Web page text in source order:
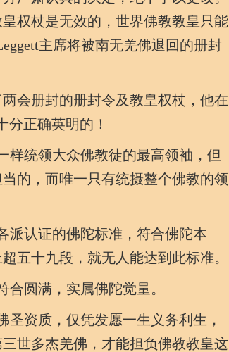
权杖是无效的，世界佛教教皇只能
主席将被南无羌佛退回的册封
会册封的册封令及教皇权杖，他在
正确英明的！
统领大众佛教徒的最高领袖，但
的，而唯一只有统摄整个佛教的领
认证的佛陀标准，符合佛陀本
五十九段，就无人能达到此标准。
圆满，实属佛陀觉量。
资质，仅凭发愿一生义务利生，
世多杰羌佛，才能担负佛教教皇这